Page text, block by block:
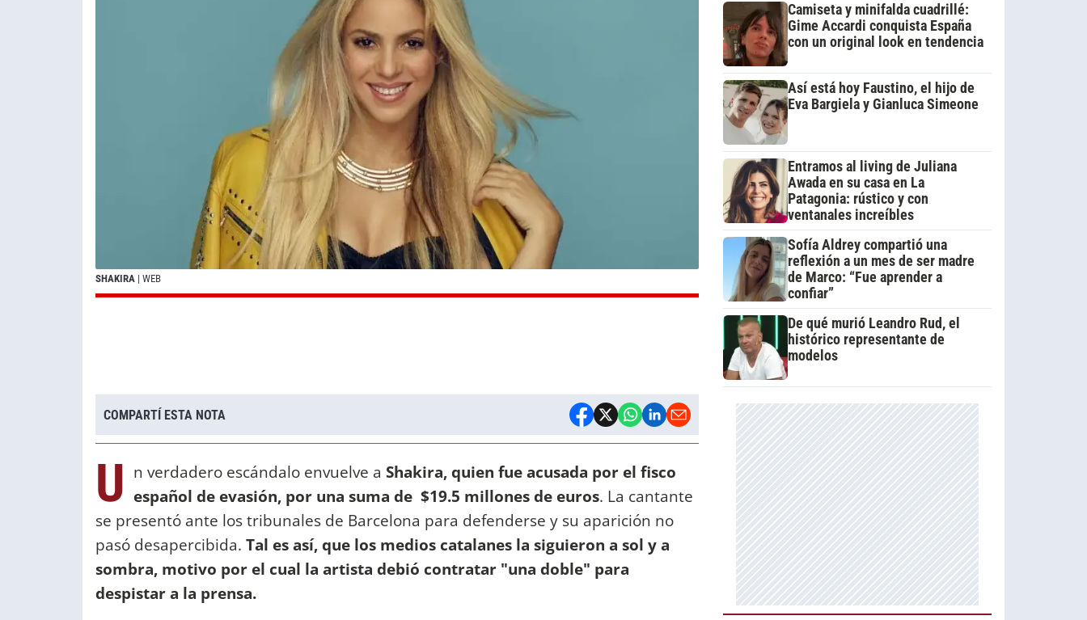
SHAKIRA | WEB
COMPARTÍ ESTA NOTA
U n verdadero escándalo envuelve a Shakira, quien fue acusada por el fisco
español de evasión, por una suma de $19.5 millones de euros. La cantante
se presentó ante los tribunales de Barcelona para defenderse y su aparición no
pasó desapercibida. Tal es así, que los medios catalanes la siguieron a sol y a
sombra, motivo por el cual la artista debió contratar "una doble" para
despistar a la prensa.
Camiseta y minifalda cuadrillé:
Gime Accardi conquista España
con un original look en tendencia
Así está hoy Faustino, el hijo de
Eva Bargiela y Gianluca Simeone
Entramos al living de Juliana
Awada en su casa en La
Patagonia: rústico y con
ventanales increíbles
Sofía Aldrey compartió una
reflexión a un mes de ser madre
de Marco: “Fue aprender a
confiar”
De qué murió Leandro Rud, el
histórico representante de
modelos